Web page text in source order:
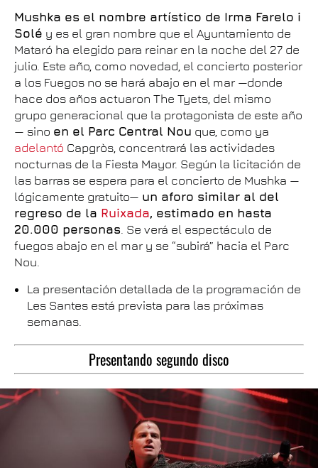
Mushka es el nombre artístico de Irma Farelo i
Solé y es el gran nombre que el Ayuntamiento de
Mataró ha elegido para reinar en la noche del 27 de
julio. Este año, como novedad, el concierto posterior
a los Fuegos no se hará abajo en el mar —donde
hace dos años actuaron The Tyets, del mismo
grupo generacional que la protagonista de este año
— sino en el Parc Central Nou que, como ya
adelantó Capgròs, concentrará las actividades
nocturnas de la Fiesta Mayor. Según la licitación de
las barras se espera para el concierto de Mushka —
lógicamente gratuito— un aforo similar al del
regreso de la Ruixada, estimado en hasta
20.000 personas. Se verá el espectáculo de
fuegos abajo en el mar y se “subirá” hacia el Parc
Nou.
La presentación detallada de la programación de
Les Santes está prevista para las próximas
semanas.
Presentando segundo disco